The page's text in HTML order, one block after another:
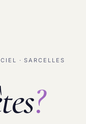
· SARCELLES
?